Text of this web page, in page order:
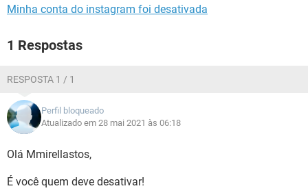
Minha conta do instagram foi desativada
1 Respostas
RESPOSTA 1 / 1
Perfil bloqueado
Atualizado em 28 mai 2021 às 06:18
Olá Mmirellastos,
É você quem deve desativar!